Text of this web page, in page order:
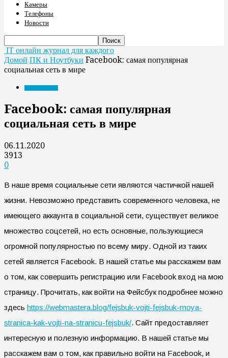
Камеры
Телефоны
Новости
IT онлайн журнал для каждого
Домой ПК и Ноутбуки Facebook: самая популярная
социальная сеть в мире
Facebook: самая популярная
социальная сеть в мире
06.11.2020
3913
0
В наше время социальные сети являются частичкой нашей
жизни. Невозможно представить современного человека, не
имеющего аккаунта в социальной сети, существует великое
множество соцсетей, но есть основные, пользующиеся
огромной популярностью по всему миру. Одной из таких
сетей является Facebook. В нашей статье мы расскажем вам
о том, как совершить регистрацию или Facebook вход на мою
страницу. Прочитать, как войти на Фейсбук подробнее можно
здесь https://webmastera.blog/fejsbuk-vojti-fejsbuk-moya-
stranica-kak-vojti-na-stranicu-fejsbuk/. Сайт предоставляет
интересную и полезную информацию. В нашей статье мы
расскажем вам о том, как правильно войти на Facebook, и